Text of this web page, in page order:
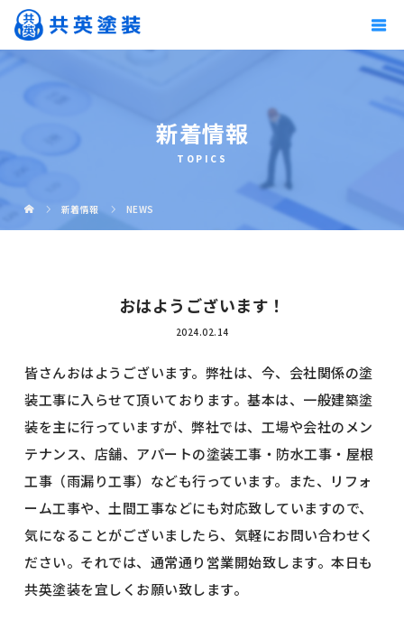
新着情報
TOPICS
新着情報 NEWS
おはようございます！
2024.02.14
皆さんおはようございます。弊社は、今、会社関係の塗
装工事に入らせて頂いております。基本は、一般建築塗
装を主に行っていますが、弊社では、工場や会社のメン
テナンス、店舗、アパートの塗装工事・防水工事・屋根
工事（雨漏り工事）なども行っています。また、リフォ
ーム工事や、土間工事などにも対応致していますので、
気になることがございましたら、気軽にお問い合わせく
ださい。それでは、通常通り営業開始致します。本日も
共英塗装を宜しくお願い致します。